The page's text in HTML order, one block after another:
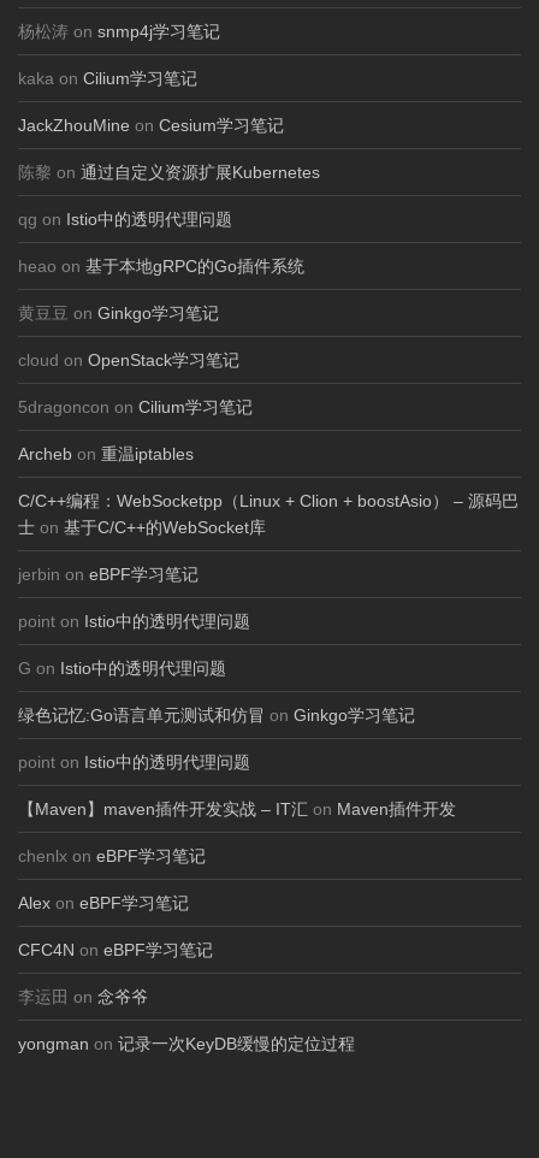
杨松涛 on snmp4j学习笔记
kaka on Cilium学习笔记
JackZhouMine on Cesium学习笔记
陈黎 on 通过自定义资源扩展Kubernetes
qg on Istio中的透明代理问题
heao on 基于本地gRPC的Go插件系统
黄豆豆 on Ginkgo学习笔记
cloud on OpenStack学习笔记
5dragoncon on Cilium学习笔记
Archeb on 重温iptables
C/C++编程：WebSocketpp（Linux + Clion + boostAsio） – 源码巴
士 on 基于C/C++的WebSocket库
jerbin on eBPF学习笔记
point on Istio中的透明代理问题
G on Istio中的透明代理问题
绿色记忆:Go语言单元测试和仿冒 on Ginkgo学习笔记
point on Istio中的透明代理问题
【Maven】maven插件开发实战 – IT汇 on Maven插件开发
chenlx on eBPF学习笔记
Alex on eBPF学习笔记
CFC4N on eBPF学习笔记
李运田 on 念爷爷
yongman on 记录一次KeyDB缓慢的定位过程